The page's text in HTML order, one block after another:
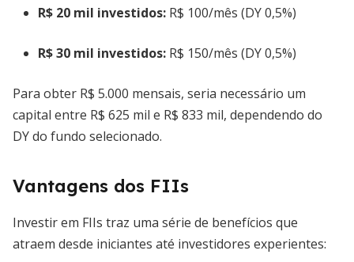
R$ 20 mil investidos: R$ 100/mês (DY 0,5%)
R$ 30 mil investidos: R$ 150/mês (DY 0,5%)
Para obter R$ 5.000 mensais, seria necessário um
capital entre R$ 625 mil e R$ 833 mil, dependendo do
DY do fundo selecionado.
Vantagens dos FIIs
Investir em FIIs traz uma série de benefícios que
atraem desde iniciantes até investidores experientes: